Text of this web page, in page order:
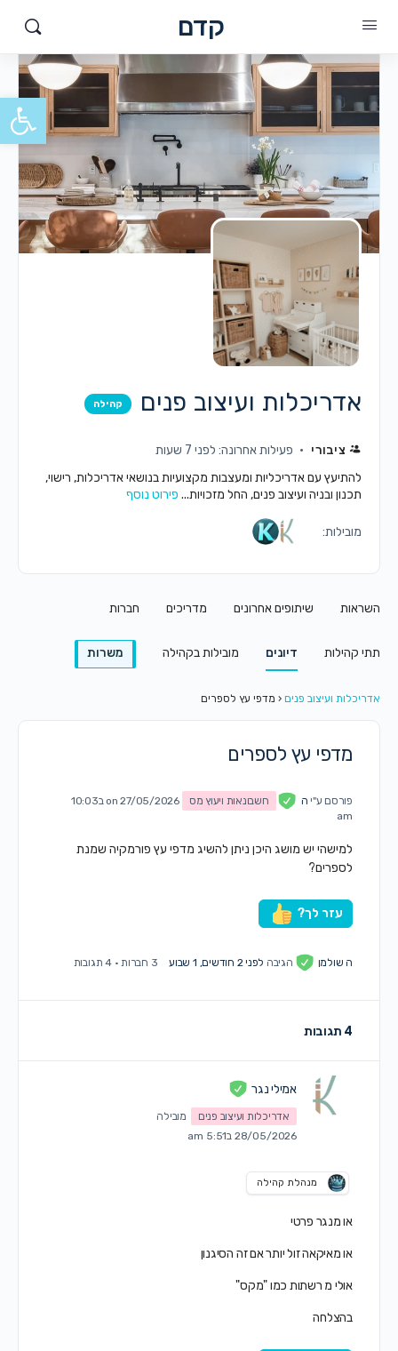
קדם
אדריכלות ועיצוב פנים קהילה
ציבורי
פעילות אחרונה: לפני 7 שעות
להתיעץ עם אדריכליות ומעצבות מקצועיות בנושאי אדריכלות, רישוי,
תכנון ובניה ועיצוב פנים, החל מזכויות... פירוט נוסף
מובילות:
השראות שיתופים אחרונים מדריכים חברות
תתי קהילות דיונים מובילות בקהילה משרות
אדריכלות ועיצוב פנים ‹ מדפי עץ לספרים
מדפי עץ לספרים
פורסם ע"י ה חשבונאות ויעוץ מס
on 27/05/2026 ב10:03
am
למישהי יש מושג היכן ניתן להשיג מדפי עץ פורמקיה שמנת
לספרים?
עזר לך?
ה שולמן הגיבה לפני 2 חודשים, 1 שבוע 3 חברות · 4 תגובות
4 תגובות
אמילי נגר
אדריכלות ועיצוב פנים
מובילה
28/05/2026 ב5:51 am
מנהלת קהילה
או מנגר פרטי
או מאיקאה זול יותר אם זה הסיגנון
אולי מ רשתות כמו "מקס"
בהצלחה
פתח